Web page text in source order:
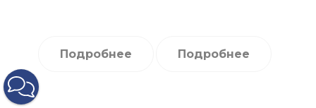
Подробнее Подробнее